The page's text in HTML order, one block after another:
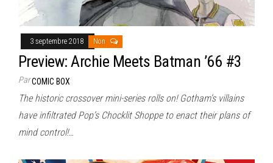
3 septembre 2018 Non
Preview: Archie Meets Batman ’66 #3
ParCOMIC BOX
The historic crossover mini-series rolls on! Gotham’s villains
have infiltrated Pop’s Chocklit Shoppe to enact their plans of
mind control!…